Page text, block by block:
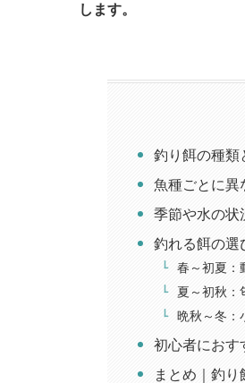
します。
釣り餌の種類
魚種ごとに異
季節や水の状
釣れる餌の選
春～初夏：
夏～初秋：
晩秋～冬：
初心者におす
まとめ｜釣り